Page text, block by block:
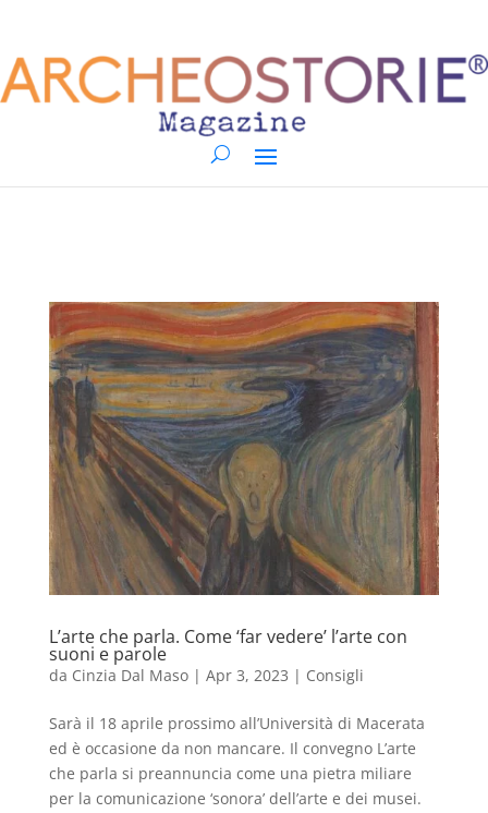
L’arte che parla. Come ‘far vedere’ l’arte con
suoni e parole
da Cinzia Dal Maso| Apr 3, 2023 | Consigli
Sarà il 18 aprile prossimo all’Università di Macerata
ed è occasione da non mancare. Il convegno L’arte
che parla si preannuncia come una pietra miliare
per la comunicazione ‘sonora’ dell’arte e dei musei.